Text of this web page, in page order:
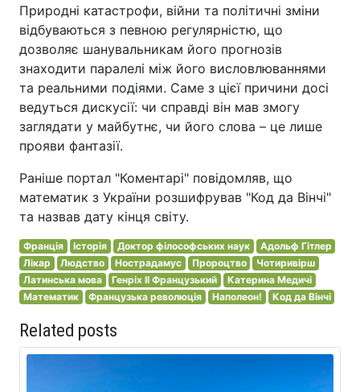
Природні катастрофи, війни та політичні зміни
відбуваються з певною регулярністю, що
дозволяє шанувальникам його прогнозів
знаходити паралелі між його висловлюваннями
та реальними подіями. Саме з цієї причини досі
ведуться дискусії: чи справді він мав змогу
заглядати у майбутнє, чи його слова – це лише
прояви фантазії.
Раніше портал "Коментарі" повідомляв, що
математик з України розшифрував "Код да Вінчі"
та назвав дату кінця світу.
Франція Історія Доктор філософських наук
Адольф Гітлер
Лікар
Людство Нострадамус Пророцтво
Чотиривірш
Латинська мова
Генріх II Французький
Катерина Медичі
Математик
Французька революція Наполеон! Код да Вінчі
Related posts